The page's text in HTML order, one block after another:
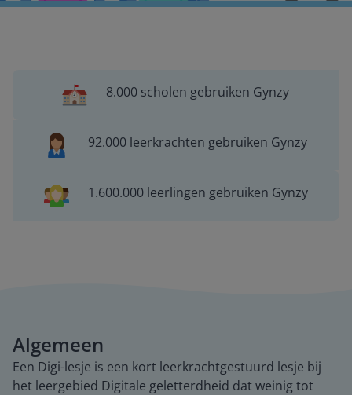
8.000 scholen gebruiken Gynzy
92.000 leerkrachten gebruiken Gynzy
1.600.000 leerlingen gebruiken Gynzy
Algemeen
Een Digi-lesje is een kort leerkrachtgestuurd lesje bij
het leergebied Digitale geletterdheid dat weinig tot